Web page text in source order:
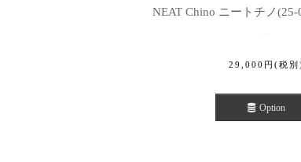
NEAT Chino ニートチノ(25-
29,000 円 (税別
Option